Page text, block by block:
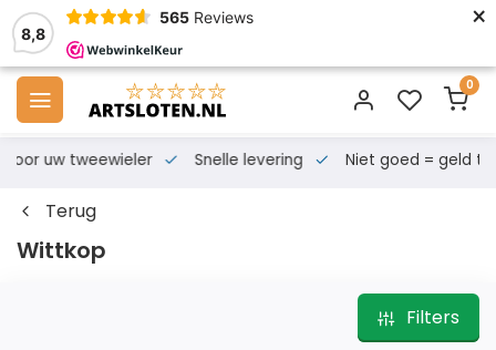
8,8
565 Reviews ×
0
voor uw tweewieler Snelle levering Niet goed = geld
Terug
Wittkop
Filters